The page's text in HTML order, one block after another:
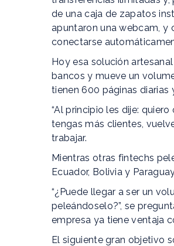
de una caja de zapatos
apuntaron una webcam, y
conectarse
Hoy esa solución
bancos y mueve un
tienen 600 páginas diarias
“Al principio les dije:
tengas más clientes,
trabajar.
Mientras otras fintechs
Ecuador, Bolivia y
“¿Puede llegar a ser un
peleándoselo?”, se
empresa ya tiene ventaja
El siguiente gran objetivo